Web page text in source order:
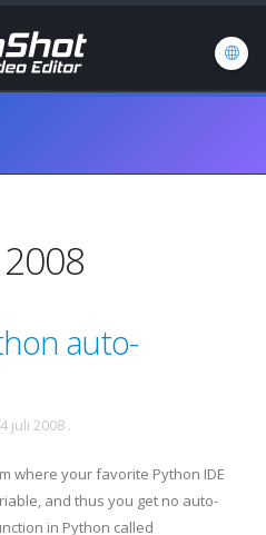
auto-
juli 2008 .
where your favorite Python IDE
and thus you get no auto-
in Python called